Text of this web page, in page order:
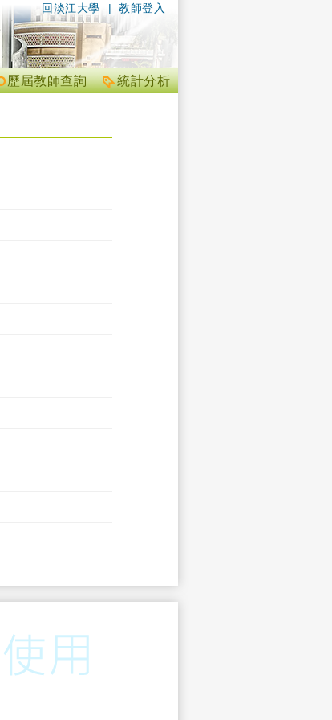
| 教師登入
回淡江大學
統計分析
歷屆教師查詢